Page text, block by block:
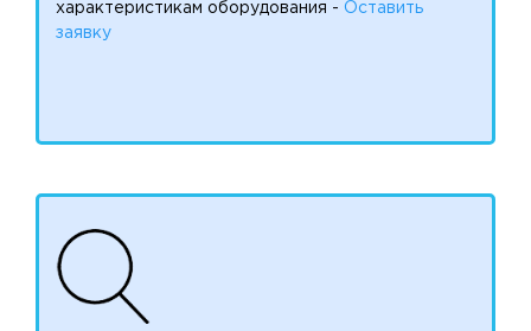
характеристикам оборудования - Оставить
заявку